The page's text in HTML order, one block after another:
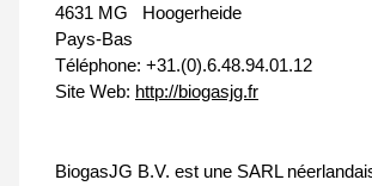
4631 MG
Hoogerheide
Pays-Bas
Téléphone: +31.(0).6.48.94.01.12
Site Web: http://biogasjg.fr
BiogasJG B.V. est une SARL